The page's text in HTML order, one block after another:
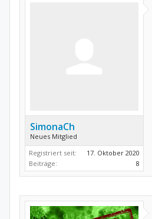
SimonaCh
Neues Mitglied
Registriert seit:
17. Oktober 2020
Beiträge:
8